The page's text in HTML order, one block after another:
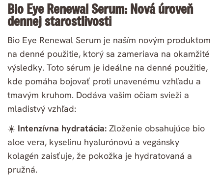
Bio Eye Renewal Serum: Nová úroveň
dennej starostlivosti
Bio Eye Renewal Serum je naším novým produktom
na denné použitie, ktorý sa zameriava na okamžité
výsledky. Toto sérum je ideálne na denné použitie,
kde pomáha bojovať proti unavenému vzhľadu a
tmavým kruhom. Dodáva vašim očiam svieži a
mladistvý vzhľad:
☀️ Intenzívna hydratácia: Zloženie obsahujúce bio
aloe vera, kyselinu hyalurónovú a vegánsky
kolagén zaisťuje, že pokožka je hydratovaná a
pružná.